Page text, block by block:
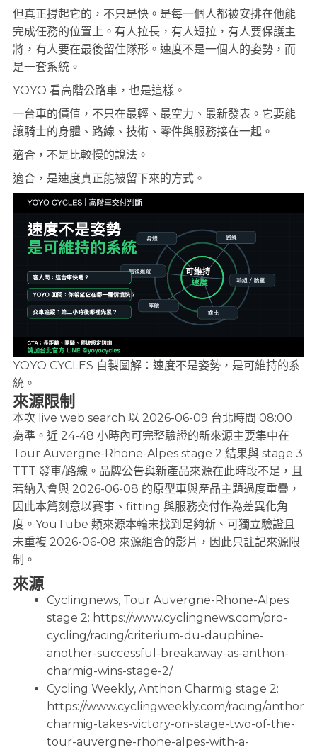
但真正撐起它的，不只是快。是每一個人都被安排在他能
完成任務的位置上。有人拉長，有人短拉，有人要保護主
將，有人要在最後留住隊形。速度不是一個人的姿勢，而
是一套系統。
YOYO 看高階公路車，也是這樣。
一台車的價值，不只在最輕、最空力、最新發表。它要能
讓騎士的身體、路線、技術、零件與服務接在一起。
適合，不是比較慢的說法。
適合，是速度真正能被留下來的方式。
YOYO CYCLES 自製圖解：速度不是姿勢，是可維持的系
統。
來源限制
本次 live web search 以 2026-06-09 台北時間 08:00
為準。近 24-48 小時內可完整驗證的新來源主要集中在
Tour Auvergne-Rhone-Alpes stage 2 結果與 stage 3
TTT 發車/路線。品牌公告與新產品來源在此時段不足，且
若納入會與 2026-06-08 的原型車與產品主題過度重疊，
因此本篇刻意以賽事、fitting 與服務交付作為差異化角
度。YouTube 類來源本輪未找到足夠新、可獨立驗證且
未重複 2026-06-08 來源組合的影片，因此只註記來源限
制。
來源
Cyclingnews, Tour Auvergne-Rhone-Alpes
stage 2: https://www.cyclingnews.com/pro-
cycling/racing/criterium-du-dauphine-
another-successful-breakaway-as-anthon-
charmig-wins-stage-2/
Cycling Weekly, Anthon Charmig stage 2:
https://www.cyclingweekly.com/racing/anthon-
charmig-takes-victory-on-stage-two-of-the-
tour-auvergne-rhone-alpes-with-a-